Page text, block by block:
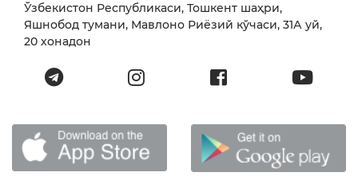
Ўзбекистон Республикаси, Тошкент шаҳри,
Яшнобод тумани, Мавлоно Риёзий кўчаси, 31А уй,
20 хонадон